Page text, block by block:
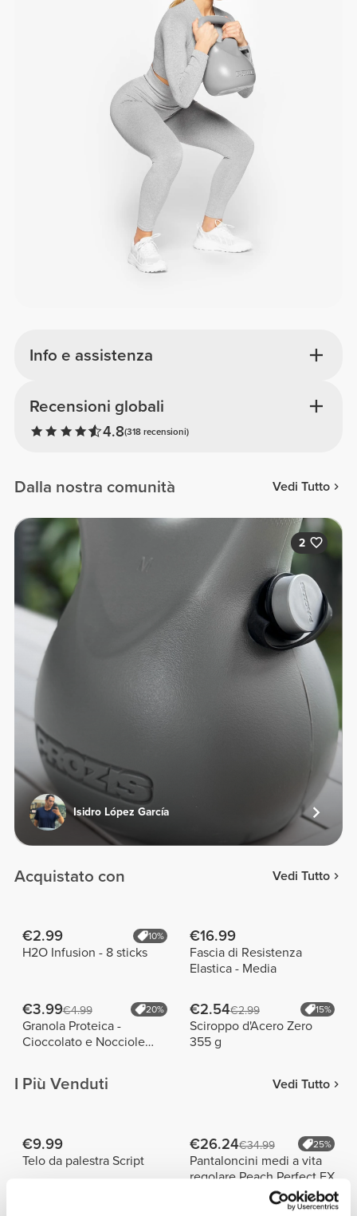
Info e assistenza
Recensioni globali
4.8(318 recensioni)
Dalla nostra comunità Vedi Tutto
2
Isidro López García
Acquistato con Vedi Tutto
€2.99 10%
H2O Infusion - 8 sticks
€16.99
Fascia di Resistenza
Elastica - Media
€3.99€4.99 20%
Granola Proteica -
Cioccolato e Nocciole
€2.54€2.99 15%
Sciroppo d'Acero Zero
355 g
I Più Venduti Vedi Tutto
€9.99
Telo da palestra Script
€26.24€34.99 25%
Pantaloncini medi a vita
regolare Peach Perfect FX